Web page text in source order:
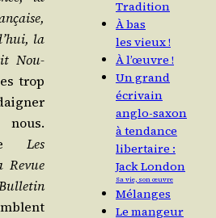
la
Nou­
trop
nous.
Les
Revue
Tradition
À bas
les vieux !
À l’œuvre !
Un grand
écrivain
anglo-saxon
à tendance
libertaire :
Jack London
Sa vie, son œuvre
Mélanges
Le mangeur